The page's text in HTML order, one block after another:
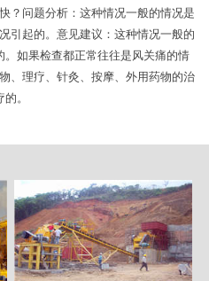
？问题分析：这种情况一般的情况是
引起的。意见建议：这种情况一般的
如果检查都正常往往是风关痛的情
、理疗、针灸、按摩、外用药物的治
的。